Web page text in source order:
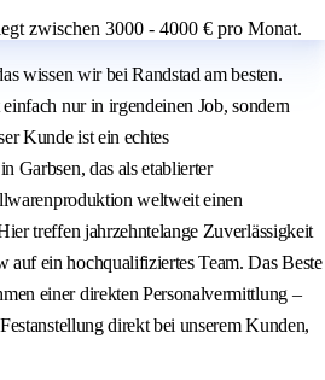
zwischen 3000 - 4000 € pro Monat.
wissen wir bei Randstad am besten.
nur in irgendeinen Job, sondern
Kunde ist ein echtes
Garbsen, das als etablierter
weltweit einen
treffen jahrzehntelange Zuverlässigkeit
auf ein hochqualifiziertes Team. Das Beste
einer direkten Personalvermittlung –
direkt bei unserem Kunden,